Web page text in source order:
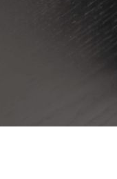
е с
в количката си с
в количката си с